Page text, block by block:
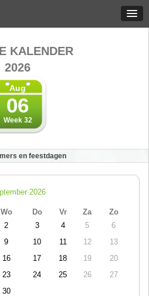
KALENDER
2026
Aug
06
Week 32
en feestdagen
2026
Wo Do Vr Za
Zo
2 3 4 5
6
9 10 11 12
13
16 17 18 19
20
23 24 25 26
27
30